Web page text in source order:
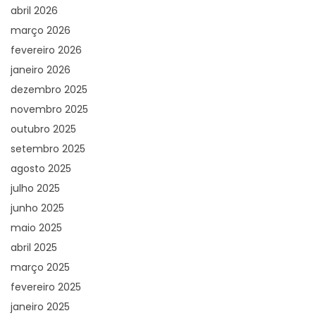
abril 2026
março 2026
fevereiro 2026
janeiro 2026
dezembro 2025
novembro 2025
outubro 2025
setembro 2025
agosto 2025
julho 2025
junho 2025
maio 2025
abril 2025
março 2025
fevereiro 2025
janeiro 2025